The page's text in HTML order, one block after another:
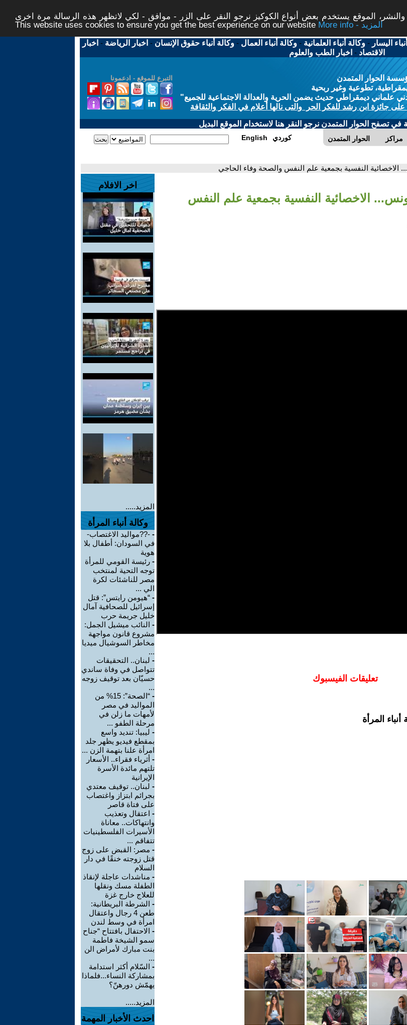
الموقع يستخدم بعض أنواع الكوكيز نرجو النقر على الزر - موافق - لكي لاتظهر هذه الرسالة مرة اخرى -
This website uses cookies to ensure you get the best experience on our website
More info - المزيد
اليسار -وكالة أنباء العلمانية -وكالة أنباء العمال -وكالة أنباء حقوق الإنسان - اخبار الرياضة - اخبار
الاقتصاد - اخبار الطب والعلوم
التبرع للموقع - ادعمونا
الحوار المتمدن
تطوعية وغير ربحية
علماني ديمقراطي حديث يضمن الحرية والعدالة الاجتماعية للجميع"
جائزة ابن رشد للفكر الحر والتى نالها أعلام في الفكر والثقافة
في تصفح الحوار المتمدن نرجو النقر هنا لاستخدام الموقع البديل
الحوار المتمدن مراكز English كوردي
الاخصائية النفسية بجمعية علم النفس والصحة وفاء الحاجي
الاخصائية النفسية بجمعية علم النفس
تعليقات الفيسبوك
المرأة
اخر الافلام
المزيد.....
وكالة أنباء المرأة
- -??مواليد الاغتصاب-
في السودان: أطفال بلا
هوية
- رئيسة القومي للمرأة
توجه التحية لمنتخب
مصر للناشئات لكرة
الي ...
- “هيومن رايتس”: قتل
إسرائيل للصحافية آمال
خليل جريمة حرب
- النائب ميشيل الجمل:
مشروع قانون مواجهة
مخاطر السوشيال ميديا
...
- لبنان.. التحقيقات
تتواصل في وفاة ساندي
حسيّان بعد توقيف زوجه
...
-
“الصحة”: 15% من
المواليد في مصر
لأمهات ما زلن في
مرحلة الطفو ...
- ليبيا: تنديد واسع
بمقطع فيديو يظهر جلد
امرأة علنا بتهمة الزن ...
- أثرياء فقراء.. الأسعار
تلتهم مائدة الأسرة
الإيرانية
- لبنان.. توقيف معتدي
بجرائم ابتزاز واغتصاب
على فتاة قاصر
- اعتقال وتعذيب
وانتهاكات.. معاناة
الأسيرات الفلسطينيات
تتفاقم ...
- مصر: القبض على زوج
قتل زوجته خنقًا في دار
السلام
- مناشدات عاجلة لإنقاذ
الطفلة مسك ونقلها
للعلاج خارج غزة
- الشرطة البريطانية:
طعن 4 رجال واعتقال
امرأة في وسط لندن
- الاحتفال بافتتاح “جناح
سمو الشيخة فاطمة
بنت مبارك لأمراض الن
...
- السّلام أكثر استدامة
بمشاركة النساء...فلماذا
يهمّش دورهنّ؟
المزيد.....
احدث الأخبار المهمة